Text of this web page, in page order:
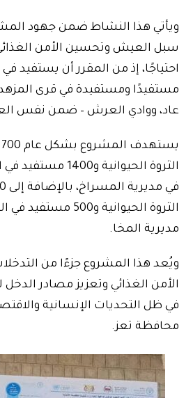
ويأتي هذا النشاط ضمن جهود
سبل العيش وتحسين الأمن
مستفيدًا ومستفيدة في قرى المزهد،
عاد، ووادي العرش – ضمن نفس
الثروة الحيوانية
الثروة الحيوانية
مديرية المخا.
ويُعد هذا المشروع جزءًا من
الأمن الغذائي وتعزيز مصادر الدخل
في ظل التحديات الإنسانية
محافظة تعز.